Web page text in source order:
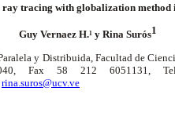
tracing with globalization method
Guy Vernaez H.¹ y Rina Surós1
y Distribuida, Facultad de
Fax 58 212 6051131,
rina.suros@ucv.ve